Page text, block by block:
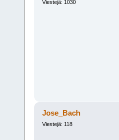
Viestejä: 1030
Jose_Bach
Viestejä: 118